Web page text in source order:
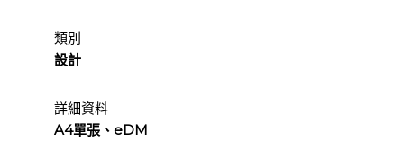
類別
設計
詳細資料
A4單張、eDM